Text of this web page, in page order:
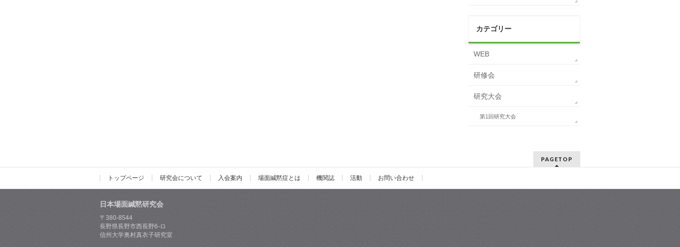
カテゴリー
WEB
研修会
研究大会
第1回研究大会
PAGETOP
トップページ 研究会について 入会案内 場面緘黙症とは 機関誌 活動 お問い合わせ
日本場面緘黙研究会
〒380-8544
長野県長野市西長野6-ロ
信州大学奥村真衣子研究室